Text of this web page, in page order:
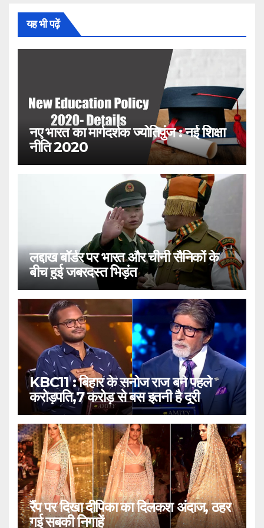
यह भी पढ़ें
नए भारत का मार्गदर्शक ज्योतिपुंज : नई शिक्षा
नीति 2020
लद्दाख बॉर्डर पर भारत और चीनी सैनिकों के
बीच हुई जबरदस्त भिड़ंत
KBC11 : बिहार के सनोज राज बने पहले
करोड़पति,7 करोड़ से बस इतनी है दूरी
रैंप पर दिखा दीपिका का दिलकश अंदाज, ठहर
गई सबकी निगाहें